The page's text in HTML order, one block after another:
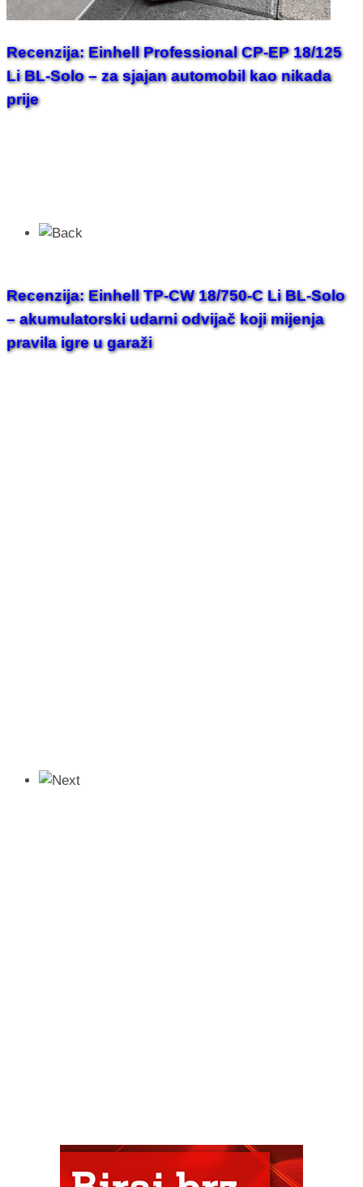
Recenzija: Einhell Professional CP-EP 18/125
Li BL-Solo – za sjajan automobil kao nikada
prije
Recenzija: Einhell TP-CW 18/750-C Li BL-Solo
– akumulatorski udarni odvijač koji mijenja
pravila igre u garaži